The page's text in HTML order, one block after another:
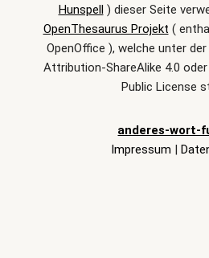
Hunspell) dieser Seite
OpenThesaurus Projekt (
OpenOffice ), welche unter
Attribution-ShareAlike 4.0 oder
Public License
anderes-wort-
Impressum |